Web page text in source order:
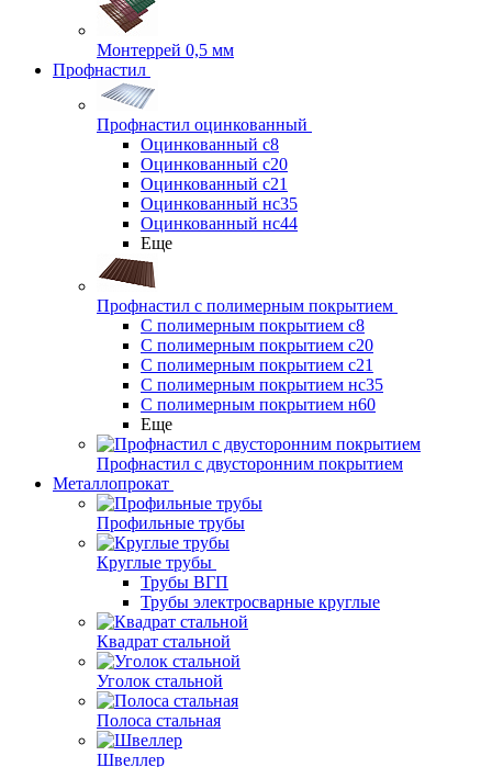
Монтеррей 0,5 мм
Профнастил
Профнастил оцинкованный
Оцинкованный с8
Оцинкованный с20
Оцинкованный с21
Оцинкованный нс35
Оцинкованный нс44
Еще
Профнастил с полимерным покрытием
С полимерным покрытием с8
С полимерным покрытием с20
С полимерным покрытием с21
С полимерным покрытием нс35
С полимерным покрытием н60
Еще
Профнастил с двусторонним покрытием
Металлопрокат
Профильные трубы
Круглые трубы
Трубы ВГП
Трубы электросварные круглые
Квадрат стальной
Уголок стальной
Полоса стальная
Швеллер